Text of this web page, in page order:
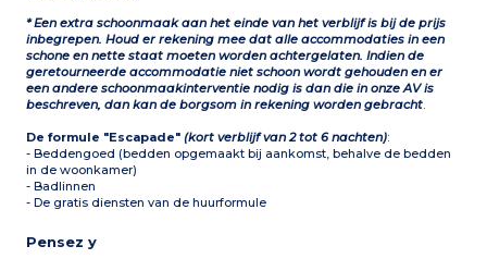
* Een extra schoonmaak aan het einde van het verblijf is bij de prijs
inbegrepen. Houd er rekening mee dat alle accommodaties in een
schone en nette staat moeten worden achtergelaten. Indien de
geretourneerde accommodatie niet schoon wordt gehouden en er
een andere schoonmaakinterventie nodig is dan die in onze AV is
beschreven, dan kan de borgsom in rekening worden gebracht.
De formule "Escapade"(kort verblijf van 2 tot 6 nachten):
- Beddengoed (bedden opgemaakt bij aankomst, behalve de bedden
in de woonkamer)
- Badlinnen
- De gratis diensten van de huurformule
Pensez y